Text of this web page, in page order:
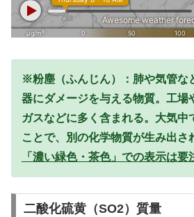
※粉塵（ふんじん）：肺や気管な
器にダメージを与える物質。工場
ガスなどに多く含まれる。大気中
ことで、別の化学物質が生み出さ
「濃い緑色・茶色」での表示は要
二酸化硫黄（SO2）質量